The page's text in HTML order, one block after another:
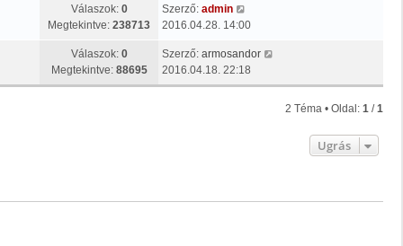
Válaszok: 0
Megtekintve: 238713
Szerző: admin
2016.04.28. 14:00
Válaszok: 0
Megtekintve: 88695
Szerző: armosandor
2016.04.18. 22:18
2 Téma • Oldal: 1 /1
Ugrás